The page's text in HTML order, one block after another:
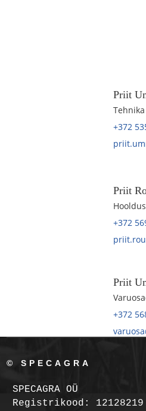
Priit
+372
Priit
+372
Priit
+372
© SPECAGRA
SPECAGRA OÜ
Registrikood: 12128219